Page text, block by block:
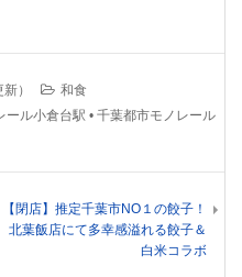
新）
和食
ール小倉台駅 • 千葉都市モノレール
【閉店】推定千葉市NO１の餃子！
北葉飯店にて多幸感溢れる餃子＆
白米コラボ